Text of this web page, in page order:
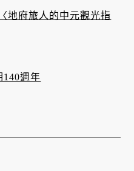
地府旅人的中元觀光指